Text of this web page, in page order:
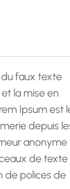
faux texte
la mise en
Ipsum est
depuis
anonyme
de texte
de polices de